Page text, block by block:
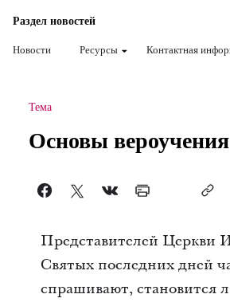
Раздел новостей
Новости Ресурсы Контактная
Тема
Основы вероучения
Представителей Церкви
Святых последних дней
спрашивают, становится